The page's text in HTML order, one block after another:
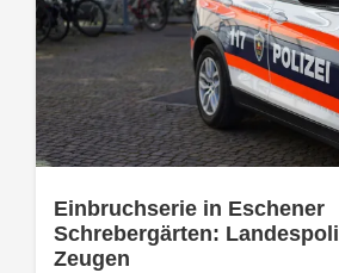
Einbruchserie in Eschener
Schrebergärten:
Zeugen